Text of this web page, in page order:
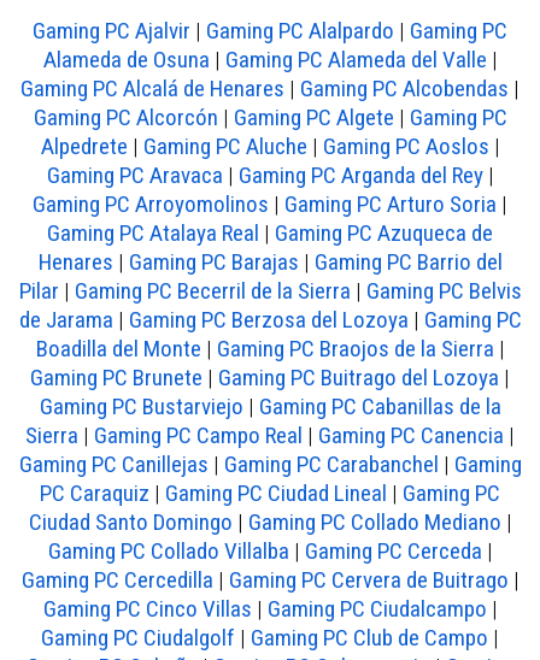
Gaming PC Ajalvir | Gaming PC Alalpardo | Gaming PC
Alameda de Osuna | Gaming PC Alameda del Valle |
Gaming PC Alcalá de Henares | Gaming PC Alcobendas |
Gaming PC Alcorcón | Gaming PC Algete | Gaming PC
Alpedrete | Gaming PC Aluche | Gaming PC Aoslos |
Gaming PC Aravaca | Gaming PC Arganda del Rey|
Gaming PC Arroyomolinos | Gaming PC Arturo Soria |
Gaming PC Atalaya Real | Gaming PC Azuqueca de
Henares | Gaming PC Barajas | Gaming PC Barrio del
Pilar | Gaming PC Becerril de la Sierra | Gaming PC Belvis
de Jarama | Gaming PC Berzosa del Lozoya | Gaming PC
Boadilla del Monte | Gaming PC Braojos de la Sierra |
Gaming PC Brunete | Gaming PC Buitrago del Lozoya |
Gaming PC Bustarviejo | Gaming PC Cabanillas de la
Sierra | Gaming PC Campo Real | Gaming PC Canencia |
Gaming PC Canillejas | Gaming PC Carabanchel | Gaming
PC Caraquiz | Gaming PC Ciudad Lineal | Gaming PC
Ciudad Santo Domingo | Gaming PC Collado Mediano |
Gaming PC Collado Villalba | Gaming PC Cerceda |
Gaming PC Cercedilla | Gaming PC Cervera de Buitrago |
Gaming PC Cinco Villas | Gaming PC Ciudalcampo |
Gaming PC Ciudalgolf | Gaming PC Club de Campo |